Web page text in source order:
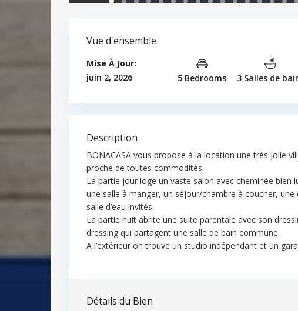
Vue d'ensemble
Mise À Jour:
juin 2, 2026
5 Bedrooms 3 Salles de
Description
BONACASA vous propose à la location une très jolie
proche de toutes commodités.
La partie jour loge un vaste salon avec cheminée
une salle à manger, un séjour/chambre à coucher,
salle d’eau invités.
La partie nuit abrite une suite parentale avec son
dressing qui partagent une salle de bain commune.
A l’extérieur on trouve un studio indépendant et un
Détails du Bien